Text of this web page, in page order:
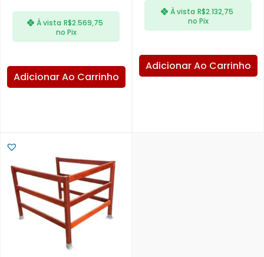
À vista R$2.569,75
no Pix
Adicionar Ao Carrinho
À vista R$2.132,75
no Pix
Adicionar Ao Carrinho